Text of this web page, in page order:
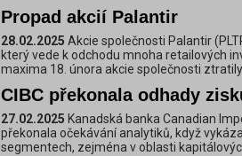
Propad akcií Palantir
28.02.2025 Akcie společnosti Palantir
který vede k odchodu mnoha retailových
maxima 18. února akcie společnosti
CIBC překonala odhady
27.02.2025 Kanadská banka Canadian
překonala očekávání analytiků, když
segmentech, zejména v oblasti